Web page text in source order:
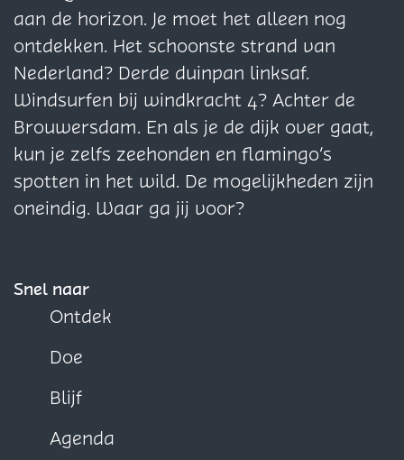
a
g
i
n
a
o
p
F
e
a
g
i
n
a
o
p
X
a
g
i
n
a
o
p
W
t
s
p
p
aan de horizon. Je moet het alleen nog
ontdekken. Het schoonste strand van
Nederland? Derde duinpan linksaf.
Windsurfen bij windkracht 4? Achter de
Brouwersdam. En als je de dijk over gaat,
kun je zelfs zeehonden en flamingo’s
spotten in het wild. De mogelijkheden zijn
oneindig. Waar ga jij voor?
Snel naar
Ontdek
Doe
Blijf
Agenda